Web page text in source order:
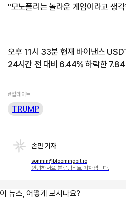
"모노폴리는 놀라운 게임이라고 생
오후 11시 33분 현재 바이낸스
24시간 전 대비 6.44% 하락한 7.84
#업데이트
TRUMP
손민 기자
sonmin@bloomingbit.io
안녕하세요 블루밍비트 기자입니다.
이 뉴스, 어떻게 보시나요?